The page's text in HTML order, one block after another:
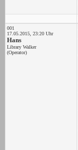
001
17.05.2015, 23:20 Uhr
Hans
Library Walker
(Operator)